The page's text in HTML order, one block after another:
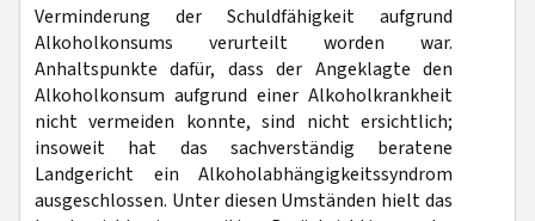
Verminderung der Schuldfähigkeit aufgrund
Alkoholkonsums verurteilt worden war.
Anhaltspunkte dafür, dass der Angeklagte den
Alkoholkonsum aufgrund einer Alkoholkrankheit
nicht vermeiden konnte, sind nicht ersichtlich;
insoweit hat das sachverständig beratene
Landgericht ein Alkoholabhängigkeitssyndrom
ausgeschlossen. Unter diesen Umständen hielt das